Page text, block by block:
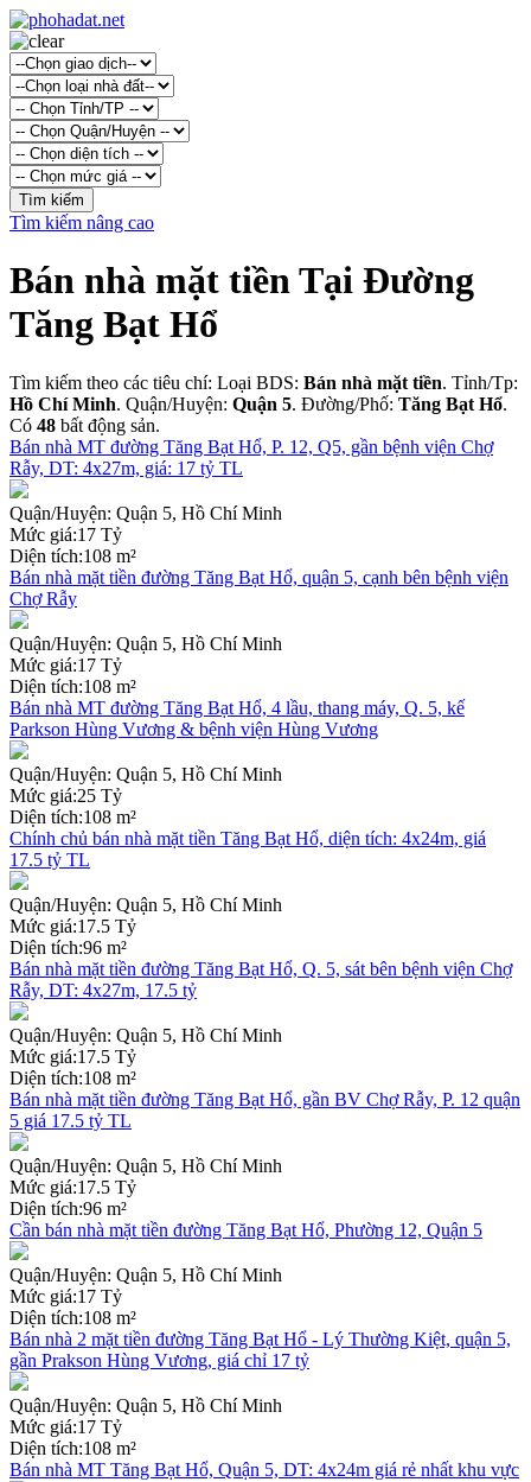
Tìm kiếm nâng cao
Bán nhà mặt tiền Tại Đường
Tăng Bạt Hổ
Tìm kiếm theo các tiêu chí: Loại BDS: Bán nhà mặt tiền. Tỉnh/Tp:
Hồ Chí Minh. Quận/Huyện: Quận 5. Đường/Phố: Tăng Bạt Hổ.
Có 48 bất động sản.
Bán nhà MT đường Tăng Bạt Hổ, P. 12, Q5, gần bệnh viện Chợ
Rẫy, DT: 4x27m, giá: 17 tỷ TL
Quận/Huyện: Quận 5, Hồ Chí Minh
Mức giá:17 Tỷ
Diện tích:108 m²
Bán nhà mặt tiền đường Tăng Bạt Hổ, quận 5, cạnh bên bệnh viện
Chợ Rẫy
Quận/Huyện: Quận 5, Hồ Chí Minh
Mức giá:17 Tỷ
Diện tích:108 m²
Bán nhà MT đường Tăng Bạt Hổ, 4 lầu, thang máy, Q. 5, kế
Parkson Hùng Vương & bệnh viện Hùng Vương
Quận/Huyện: Quận 5, Hồ Chí Minh
Mức giá:25 Tỷ
Diện tích:108 m²
Chính chủ bán nhà mặt tiền Tăng Bạt Hổ, diện tích: 4x24m, giá
17.5 tỷ TL
Quận/Huyện: Quận 5, Hồ Chí Minh
Mức giá:17.5 Tỷ
Diện tích:96 m²
Bán nhà mặt tiền đường Tăng Bạt Hổ, Q. 5, sát bên bệnh viện Chợ
Rẫy, DT: 4x27m, 17.5 tỷ
Quận/Huyện: Quận 5, Hồ Chí Minh
Mức giá:17.5 Tỷ
Diện tích:108 m²
Bán nhà mặt tiền đường Tăng Bạt Hổ, gần BV Chợ Rẫy, P. 12 quận
5 giá 17.5 tỷ TL
Quận/Huyện: Quận 5, Hồ Chí Minh
Mức giá:17.5 Tỷ
Diện tích:96 m²
Cần bán nhà mặt tiền đường Tăng Bạt Hổ, Phường 12, Quận 5
Quận/Huyện: Quận 5, Hồ Chí Minh
Mức giá:17 Tỷ
Diện tích:108 m²
Bán nhà 2 mặt tiền đường Tăng Bạt Hổ - Lý Thường Kiệt, quận 5,
gần Prakson Hùng Vương, giá chỉ 17 tỷ
Quận/Huyện: Quận 5, Hồ Chí Minh
Mức giá:17 Tỷ
Diện tích:108 m²
Bán nhà MT Tăng Bạt Hổ, Quận 5, DT: 4x24m giá rẻ nhất khu vực